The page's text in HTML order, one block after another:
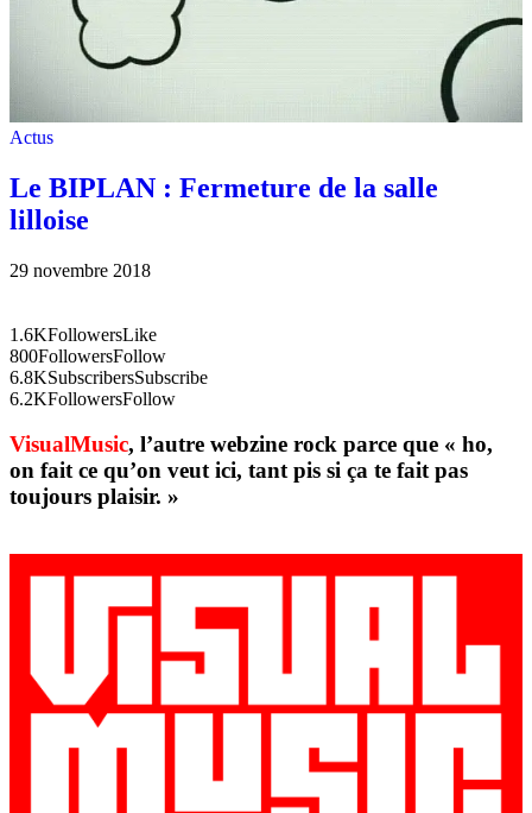
Actus
Le BIPLAN : Fermeture de la salle
lilloise
29 novembre 2018
1.6KFollowersLike
800FollowersFollow
6.8KSubscribersSubscribe
6.2KFollowersFollow
VisualMusic, l’autre webzine rock parce que « ho,
on fait ce qu’on veut ici, tant pis si ça te fait pas
toujours plaisir. »